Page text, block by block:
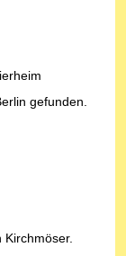
gefunden.